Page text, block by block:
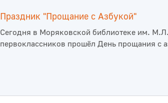
Праздник "Прощание с Азбукой"
Сегодня в Моряковской библиотеке им.
первоклассников прошёл День прощания с